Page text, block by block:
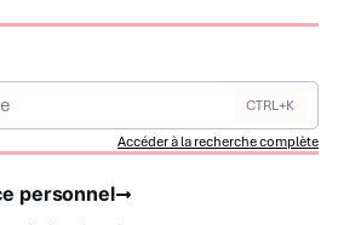
CTRL+K
Accéder à la recherche complète
personnel